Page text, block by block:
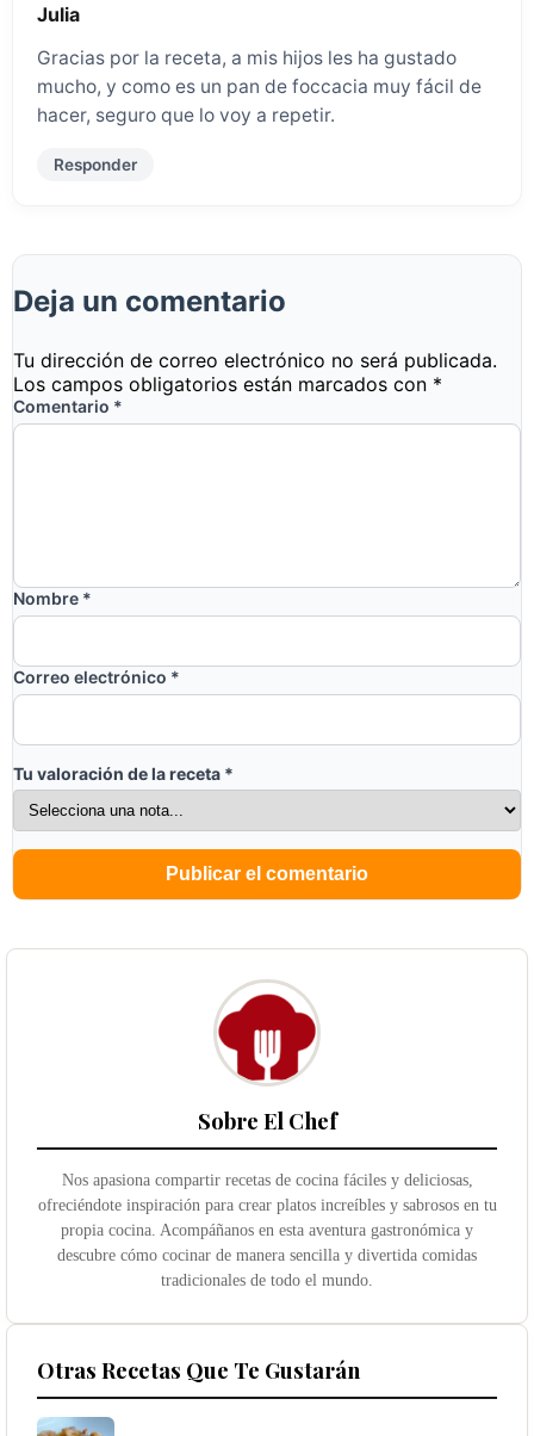
Julia
Gracias por la receta, a mis hijos les ha gustado
mucho, y como es un pan de foccacia muy fácil de
hacer, seguro que lo voy a repetir.
Responder
Deja un comentario
Tu dirección de correo electrónico no será publicada.
Los campos obligatorios están marcados con *
Comentario *
Nombre *
Correo electrónico *
Tu valoración de la receta *
Sobre El Chef
Nos apasiona compartir recetas de cocina fáciles y deliciosas,
ofreciéndote inspiración para crear platos increíbles y sabrosos en tu
propia cocina. Acompáñanos en esta aventura gastronómica y
descubre cómo cocinar de manera sencilla y divertida comidas
tradicionales de todo el mundo.
Otras Recetas Que Te Gustarán